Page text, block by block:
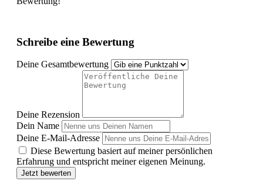
Schreibe eine Bewertung
Deine Gesamtbewertung
Deine Rezension
Dein Name
Deine E-Mail-Adresse
Diese Bewertung basiert auf meiner persönlichen
Erfahrung und entspricht meiner eigenen Meinung.
Jetzt bewerten